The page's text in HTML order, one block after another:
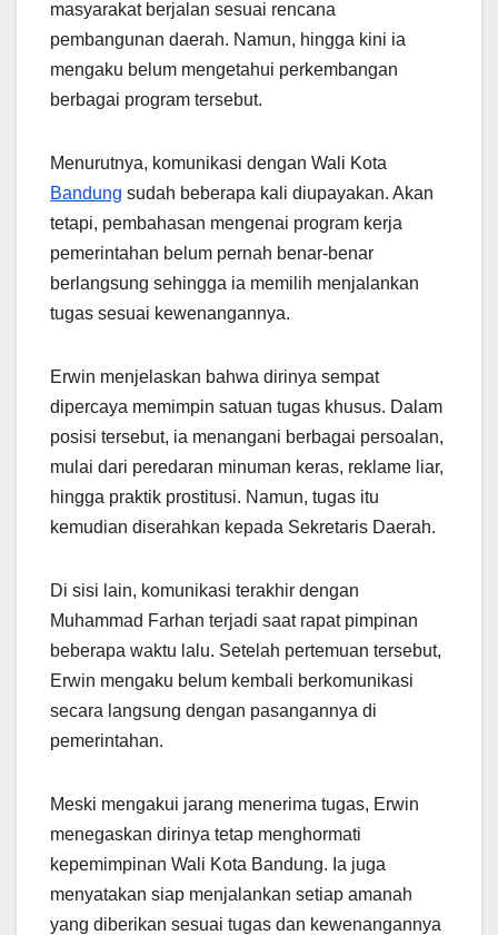
masyarakat berjalan sesuai rencana
pembangunan daerah. Namun, hingga kini ia
mengaku belum mengetahui perkembangan
berbagai program tersebut.
Menurutnya, komunikasi dengan Wali Kota
Bandung sudah beberapa kali diupayakan. Akan
tetapi, pembahasan mengenai program kerja
pemerintahan belum pernah benar-benar
berlangsung sehingga ia memilih menjalankan
tugas sesuai kewenangannya.
Erwin menjelaskan bahwa dirinya sempat
dipercaya memimpin satuan tugas khusus. Dalam
posisi tersebut, ia menangani berbagai persoalan,
mulai dari peredaran minuman keras, reklame liar,
hingga praktik prostitusi. Namun, tugas itu
kemudian diserahkan kepada Sekretaris Daerah.
Di sisi lain, komunikasi terakhir dengan
Muhammad Farhan terjadi saat rapat pimpinan
beberapa waktu lalu. Setelah pertemuan tersebut,
Erwin mengaku belum kembali berkomunikasi
secara langsung dengan pasangannya di
pemerintahan.
Meski mengakui jarang menerima tugas, Erwin
menegaskan dirinya tetap menghormati
kepemimpinan Wali Kota Bandung. Ia juga
menyatakan siap menjalankan setiap amanah
yang diberikan sesuai tugas dan kewenangannya